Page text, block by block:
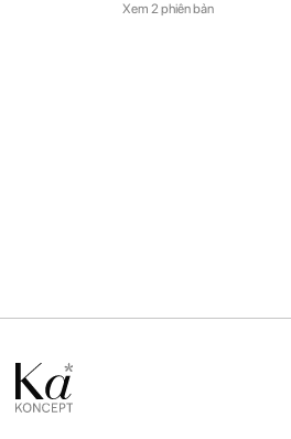
Xem 2 phiên bản